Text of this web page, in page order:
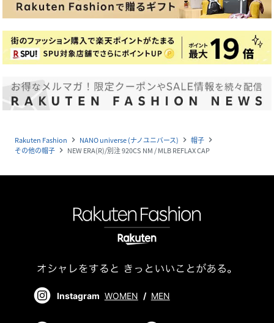
Rakuten Fashion navigate_next NANO universe (ナノユニバース) navigate_next 帽子 navigate_next
その他の帽子 navigate_next NEW ERA(R)/別注 920CS NM / MLB REFLAX CAP
Instagram WOMEN / MEN